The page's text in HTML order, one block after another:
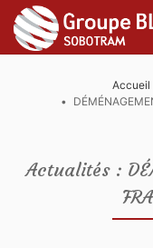
Accueil
Actualités :